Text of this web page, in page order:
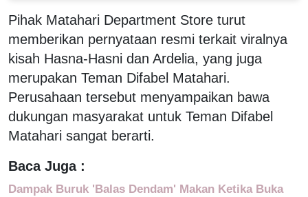
Pihak Matahari Department Store turut
memberikan pernyataan resmi terkait viralnya
kisah Hasna-Hasni dan Ardelia, yang juga
merupakan Teman Difabel Matahari.
Perusahaan tersebut menyampaikan bawa
dukungan masyarakat untuk Teman Difabel
Matahari sangat berarti.
Baca Juga :
Dampak Buruk 'Balas Dendam' Makan Ketika Buka